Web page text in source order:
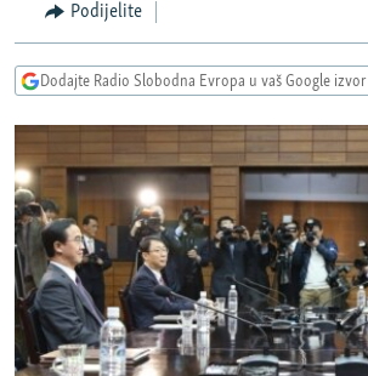
navigaciju
Pređite
na
CRNA GORA
VIDEO
INFOGRAFIKE
PODCASTI
RAT U UKRAJINI
KINA NA BALKANU
RSE PRIČE IZ SVIJETA
ISPRIČAJ MI
DNEVNO@RSE
SPECIJALI RSE
Podijelite
Dodajte Radio Slobodna Evropa u vaš Google izvor